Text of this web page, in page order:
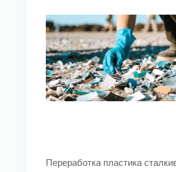
Переработка пластика